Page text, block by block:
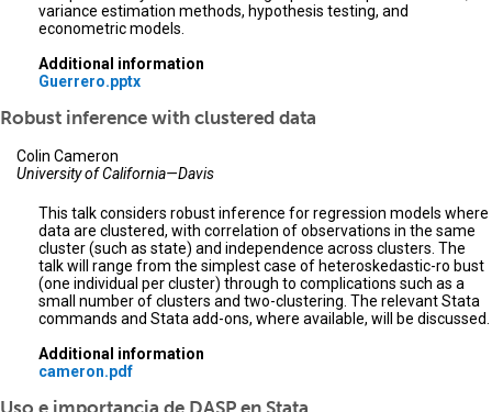
variance estimation methods, hypothesis testing, and
econometric models.
Additional information
Guerrero.pptx
Robust inference with clustered data
Colin Cameron
University of California—Davis
This talk considers robust inference for regression models where
data are clustered, with correlation of observations in the same
cluster (such as state) and independence across clusters. The
talk will range from the simplest case of heteroskedastic-ro bust
(one individual per cluster) through to complications such as a
small number of clusters and two-clustering. The relevant Stata
commands and Stata add-ons, where available, will be discussed.
Additional information
cameron.pdf